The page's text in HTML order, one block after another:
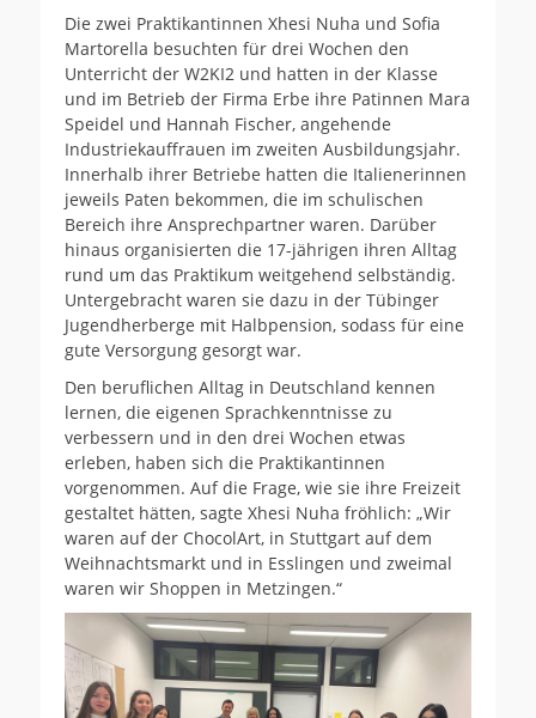
Die zwei Praktikantinnen Xhesi Nuha und Sofia
Martorella besuchten für drei Wochen den
Unterricht der W2KI2 und hatten in der Klasse
und im Betrieb der Firma Erbe ihre Patinnen Mara
Speidel und Hannah Fischer, angehende
Industriekauffrauen im zweiten Ausbildungsjahr.
Innerhalb ihrer Betriebe hatten die Italienerinnen
jeweils Paten bekommen, die im schulischen
Bereich ihre Ansprechpartner waren. Darüber
hinaus organisierten die 17-jährigen ihren Alltag
rund um das Praktikum weitgehend selbständig.
Untergebracht waren sie dazu in der Tübinger
Jugendherberge mit Halbpension, sodass für eine
gute Versorgung gesorgt war.
Den beruflichen Alltag in Deutschland kennen
lernen, die eigenen Sprachkenntnisse zu
verbessern und in den drei Wochen etwas
erleben, haben sich die Praktikantinnen
vorgenommen. Auf die Frage, wie sie ihre Freizeit
gestaltet hätten, sagte Xhesi Nuha fröhlich: „Wir
waren auf der ChocolArt, in Stuttgart auf dem
Weihnachtsmarkt und in Esslingen und zweimal
waren wir Shoppen in Metzingen.“